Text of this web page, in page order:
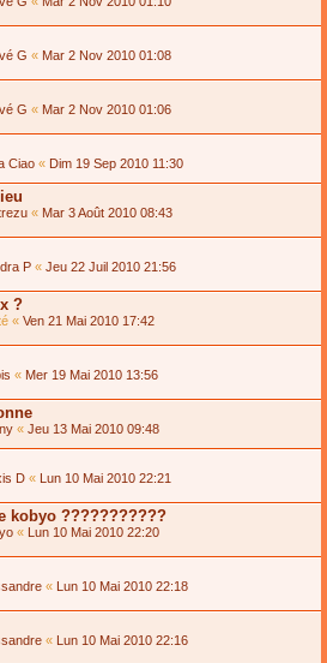
G « Mar 2 Nov 2010 01:08
G « Mar 2 Nov 2010 01:06
Ciao « Dim 19 Sep 2010 11:30
« Mar 3 Août 2010 08:43
P « Jeu 22 Juil 2010 21:56
?
« Ven 21 Mai 2010 17:42
« Mer 19 Mai 2010 13:56
« Jeu 13 Mai 2010 09:48
D « Lun 10 Mai 2010 22:21
kobyo ???????????
« Lun 10 Mai 2010 22:20
« Lun 10 Mai 2010 22:18
« Lun 10 Mai 2010 22:16